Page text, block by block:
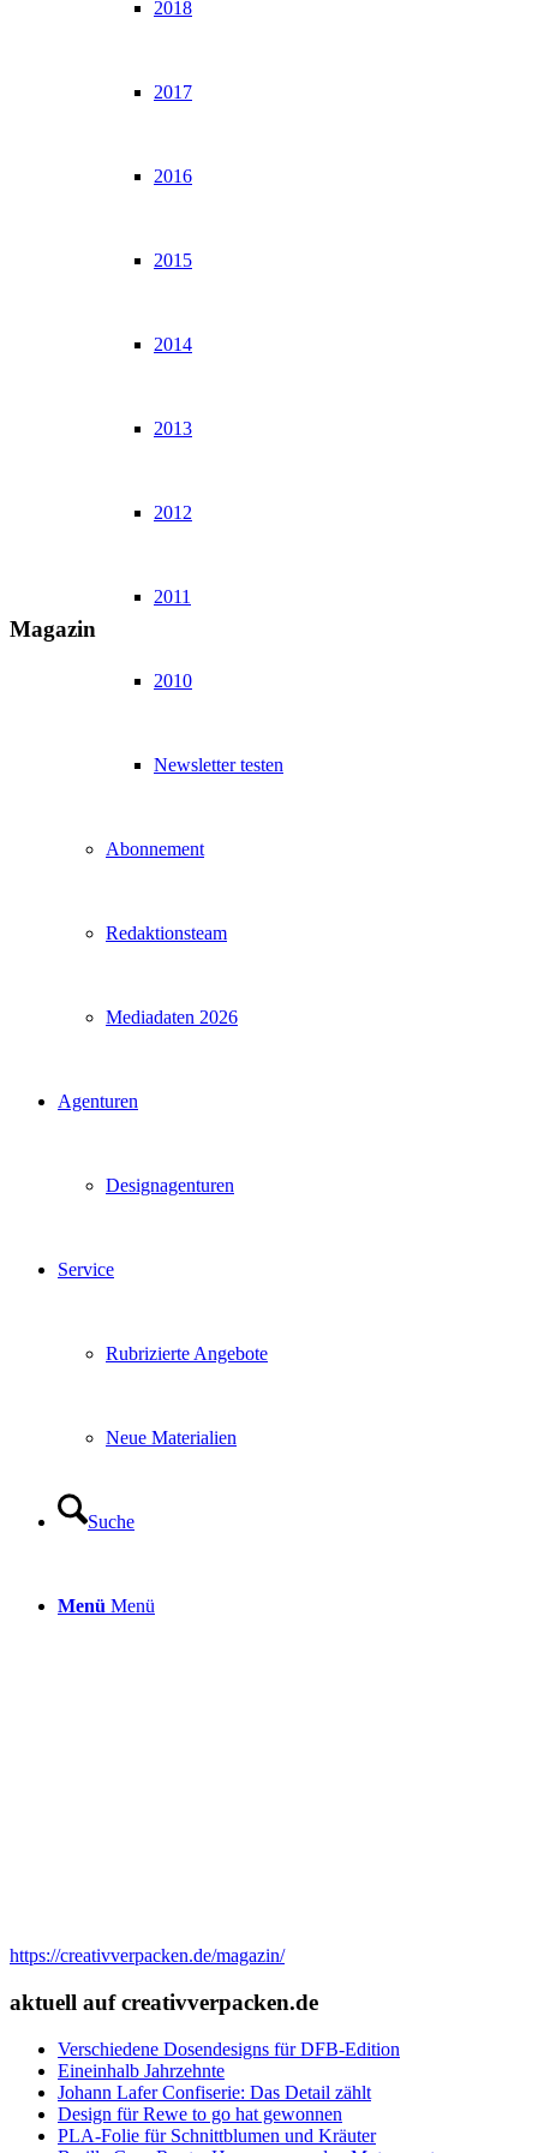
2018
2017
2016
2015
2014
2013
2012
2011
2010
Newsletter testen
Abonnement
Redaktionsteam
Mediadaten 2026
Agenturen
Designagenturen
Service
Rubrizierte Angebote
Neue Materialien
Suche
Menü Menü
Magazin
https://creativverpacken.de/magazin/
aktuell auf creativverpacken.de
Verschiedene Dosendesigns für DFB-Edition
Eineinhalb Jahrzehnte
Johann Lafer Confiserie: Das Detail zählt
Design für Rewe to go hat gewonnen
PLA-Folie für Schnittblumen und Kräuter